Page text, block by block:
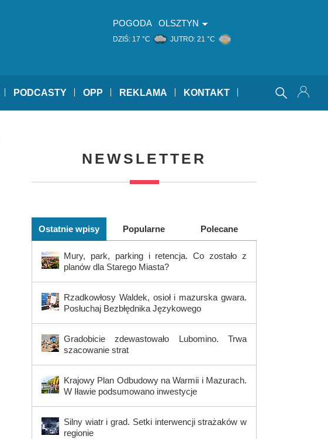
POGODA OLSZTYN
DZIŚ: 17 °C JUTRO: 21 °C
PODCASTY OPP REKLAMA KONTAKT
NEWSLETTER
Ostatnie wpisy Popularne Polecane
Mury, park, parking i retencja. Co zostało z
planów dla Starego Miasta?
Rzadkowłosy Waldek, osioł i mazurska gwara.
Posłuchaj Bezbłędnika Językowego
Gradobicie zdewastowało Lubomino. Trwa
szacowanie strat
Krajowy Plan Odbudowy na Warmii i Mazurach.
W Iławie podsumowano inwestycje
Silny wiatr i grad. Setki interwencji strażaków w
regionie